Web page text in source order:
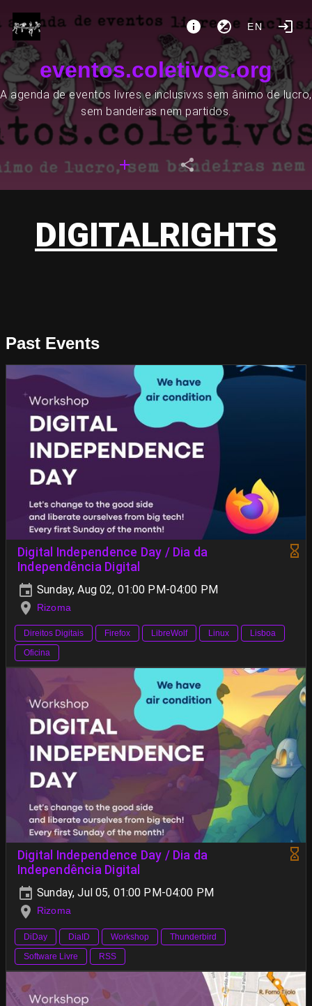
EN
eventos.coletivos.org
A agenda de eventos livres e inclusivxs sem ânimo de lucro,
sem bandeiras nem partidos.
DIGITALRIGHTS
Past Events
Digital Independence Day / Dia da
Independência Digital
Sunday, Aug 02, 01:00 PM-04:00 PM
Rizoma
Direitos Digitais Firefox LibreWolf Linux
Lisboa
Oficina
Digital Independence Day / Dia da
Independência Digital
Sunday, Jul 05, 01:00 PM-04:00 PM
Rizoma
DiDay DiaID Workshop
Thunderbird
Software Livre
RSS